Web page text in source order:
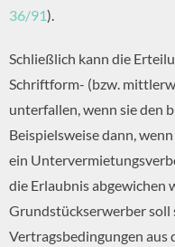
36/91).
Schließlich kann die
Schriftform- (bzw.
unterfallen, wenn sie den
Beispielsweise dann,
ein
die Erlaubnis abgewichen
Grundstückserwerber soll
Vertragsbedingungen aus